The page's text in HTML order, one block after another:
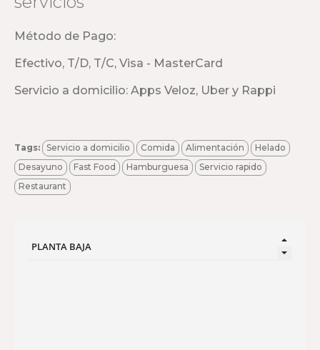
Método de Pago:
Efectivo, T/D, T/C, Visa - MasterCard
Servicio a domicilio: Apps Veloz, Uber y Rappi
Tags: Servicio a domicilio Comida Alimentación
Helado
Desayuno
Fast Food Hamburguesa
Servicio rapido
Restaurant